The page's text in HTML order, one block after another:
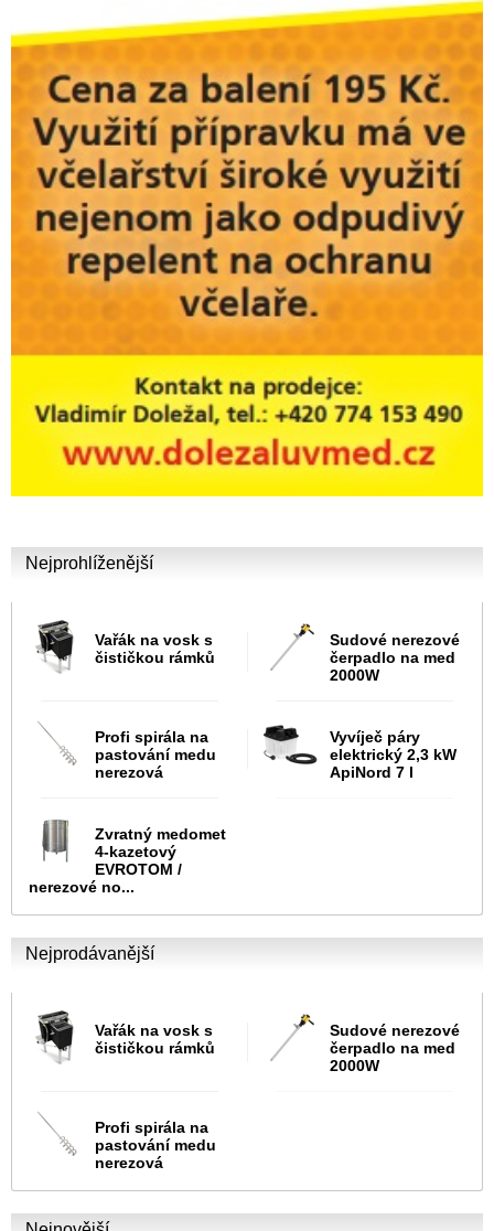
Nejprohlíženější
Vařák na vosk s
čističkou rámků
Sudové nerezové
čerpadlo na med
2000W
Profi spirála na
pastování medu
nerezová
Vyvíječ páry
elektrický 2,3 kW
ApiNord 7 l
Zvratný medomet
4-kazetový
EVROTOM /
nerezové no...
Nejprodávanější
Vařák na vosk s
čističkou rámků
Sudové nerezové
čerpadlo na med
2000W
Profi spirála na
pastování medu
nerezová